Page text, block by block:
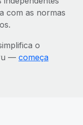
com as normas
o
— começa